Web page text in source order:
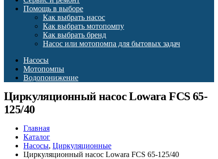
Помощь в выборе
Как выбрать насос
Как выбрать мотопомпу
Как выбрать бренд
Насос или мотопомпа для бытовых задач
Насосы
Мотопомпы
Водопонижение
Циркуляционный насос Lowara FCS 65-
125/40
Главная
Каталог
Насосы, Циркуляционные
Циркуляционный насос Lowara FCS 65-125/40